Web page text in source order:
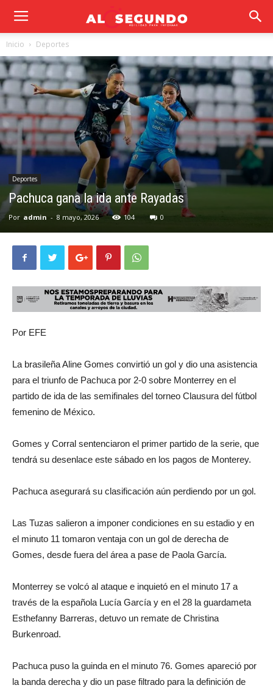
Inicio Deportes
Deportes
Pachuca gana la ida ante Rayadas
Por admin - 8 mayo, 2026 104 0
Por EFE
La brasileña Aline Gomes convirtió un gol y dio una asistencia
para el triunfo de Pachuca por 2-0 sobre Monterrey en el
partido de ida de las semifinales del torneo Clausura del fútbol
femenino de México.
Gomes y Corral sentenciaron el primer partido de la serie, que
tendrá su desenlace este sábado en los pagos de Monterey.
Pachuca asegurará su clasificación aún perdiendo por un gol.
Las Tuzas salieron a imponer condiciones en su estadio y en
el minuto 11 tomaron ventaja con un gol de derecha de
Gomes, desde fuera del área a pase de Paola García.
Monterrey se volcó al ataque e inquietó en el minuto 17 a
través de la española Lucía García y en el 28 la guardameta
Esthefanny Barreras, detuvo un remate de Christina
Burkenroad.
Pachuca puso la guinda en el minuto 76. Gomes apareció por
la banda derecha y dio un pase filtrado para la definición de